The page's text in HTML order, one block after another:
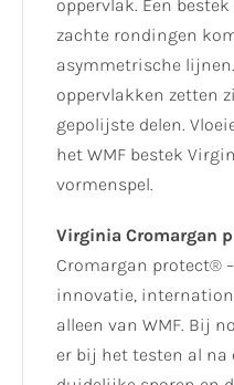
oppervlak. Een
zachte rondingen
asymmetrische
oppervlakken zetten
gepolijste delen.
het WMF bestek
vormenspel.
Virginia Cromargan
Cromargan protect®
innovatie,
alleen van WMF. Bij
er bij het testen al na